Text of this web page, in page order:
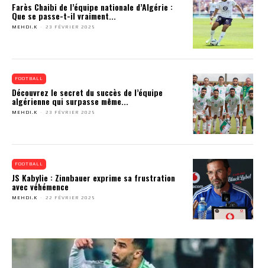
Farès Chaibi de l’équipe nationale d’Algérie :
Que se passe-t-il vraiment...
MEHDI.K - 23 FÉVRIER 2025
FOOTBALL
Découvrez le secret du succès de l’équipe
algérienne qui surpasse même...
MEHDI.K - 23 FÉVRIER 2025
FOOTBALL
JS Kabylie : Zinnbauer exprime sa frustration
avec véhémence
MEHDI.K - 22 FÉVRIER 2025